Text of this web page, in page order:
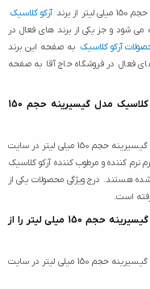
برند
آرکو کلاسیک
می شود و جز یکی از برند های فعال در
آرکو کلاسیک به صفحه این برند
فعال در فروشگاه حاج آقا به صفحه
ویژگی های کرم نرم کننده و مرطوب کننده آرکو کلاسیک مدل گیسیرینه حجم 150
ویژگی های کرم نرم کننده و مرطوب کننده آرکو کلاسیک مدل گیسیرینه حجم 150 میلی لیتر در سایت
کننده و مرطوب کننده آرکو کلاسیک
های ثبت شده هستند. درج ویژگی محصولات یکی از
است.
کرم نرم کننده و مرطوب کننده آرکو کلاسیک مدل گیسیرینه حجم 150 میلی لیتر را از
ویژگی های کرم نرم کننده و مرطوب کننده آرکو کلاسیک مدل گیسیرینه حجم 150 میلی لیتر در سایت